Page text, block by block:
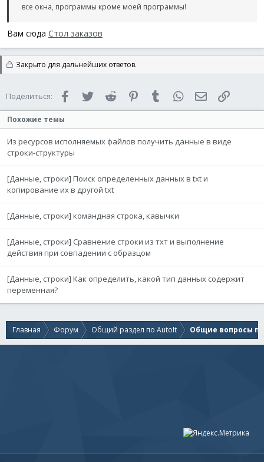
все окна, программы кроме моей программы!
Вам сюда Стол заказов
Закрыто для дальнейших ответов.
Поделиться: FacebookTwitter Reddit PinterestTumblr WhatsAppЭлектронная
Похожие темы
Из ресурсов исполняемых файлов получить данные в виде
строки-структуры
[Данные, строки] Поиск определенных данных в txt и
копирование их в другой txt
[Данные, строки] командная строка, кавычки
[Данные, строки] Сравнение строки из тхт и выполнение
действия при совпадении с образцом
[Данные, строки] Как определить, какой тип данных содержит
переменная?
Главная Форум Общий раздел по AutoIt Общие вопросы